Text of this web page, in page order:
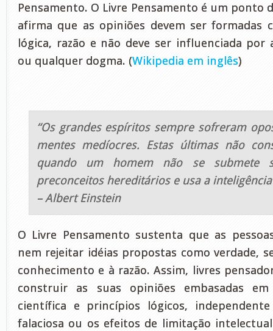
Pensamento. O Livre Pensamento é um ponto
afirma que as opiniões devem ser formadas
lógica, razão e não deve ser influenciada por
ou qualquer dogma. (Wikipedia em inglês)
“Os grandes espíritos sempre sofreram
mentes medíocres. Estas últimas não
quando um homem não se submete
preconceitos hereditários e usa a
– Albert Einstein
O Livre Pensamento sustenta que as
nem rejeitar idéias propostas como verdade,
conhecimento e à razão. Assim, livres
construir as suas opiniões embasadas
científica e princípios lógicos,
falaciosa ou os efeitos de limitação